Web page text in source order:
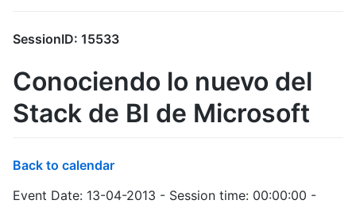
SessionID: 15533
Conociendo lo nuevo del
Stack de BI de Microsoft
Back to calendar
Event Date: 13-04-2013 - Session time: 00:00:00 -